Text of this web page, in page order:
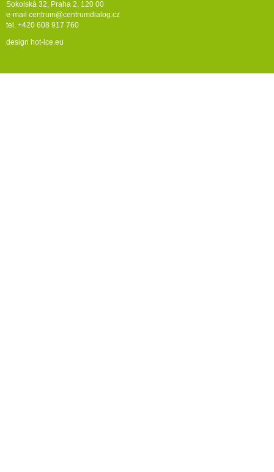
Sokolská 32, Praha 2, 120 00
e-mail centrum@centrumdialog.cz
tel. +420 608 917 760
design hot-ice.eu